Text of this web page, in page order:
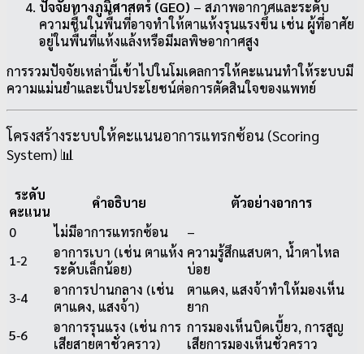
ปัจจัยทางภูมิศาสตร์ (GEO) – สภาพอากาศและระดับ
ความชื้นในพื้นที่อาจทำให้ตาแห้งรุนแรงขึ้น เช่น ผู้ที่อาศัย
อยู่ในพื้นที่แห้งแล้งหรือมีมลพิษอากาศสูง
การรวมปัจจัยเหล่านี้เข้าไปในโมเดลการให้คะแนนทำให้ระบบมี
ความแม่นยำและเป็นประโยชน์ต่อการตัดสินใจของแพทย์
โครงสร้างระบบให้คะแนนอาการแทรกซ้อน (Scoring
System) 📊
ระดับ
คะแนน
คำอธิบาย
ตัวอย่างอาการ
0
ไม่มีอาการแทรกซ้อน
–
1‑2
อาการเบา (เช่น ตาแห้ง
ระดับเล็กน้อย)
ความรู้สึกแสบตา, น้ำตาไหล
บ่อย
3‑4
อาการปานกลาง (เช่น
ตาแดง, แสงจ้า)
ตาแดง, แสงจ้าทำให้มองเห็น
ยาก
5‑6
อาการรุนแรง (เช่น การ
เสียสายตาชั่วคราว)
การมองเห็นบิดเบี้ยว, การสูญ
เสียการมองเห็นชั่วคราว